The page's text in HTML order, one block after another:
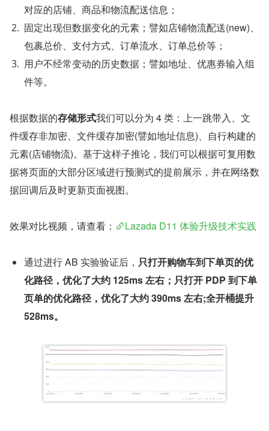
对应的店铺、商品和物流配送信息；
固定出现但数据变化的元素；譬如店铺物流配送(new)、
包裹总价、支付方式、订单流水、订单总价等；
用户不经常变动的历史数据；譬如地址、优惠券输入组
件等。
根据数据的存储形式我们可以分为 4 类：上一跳带入、文
件缓存非加密、文件缓存加密(譬如地址信息)、自行构建的
元素(店铺物流)。基于这样子推论，我们可以根据可复用数
据将页面的大部分区域进行预测式的提前展示，并在网络数
据回调后及时更新页面视图。
效果对比视频，请查看： Lazada D11 体验升级技术实践
通过进行 AB 实验验证后， 只打开购物车到下单页的优
化路径，优化了大约 125ms 左右；只打开 PDP 到下单
页单的优化路径，优化了大约 390ms 左右;全开桶提升
528ms。